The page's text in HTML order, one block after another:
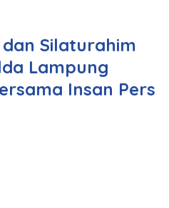
Silaturahim
Lampung
Insan Pers